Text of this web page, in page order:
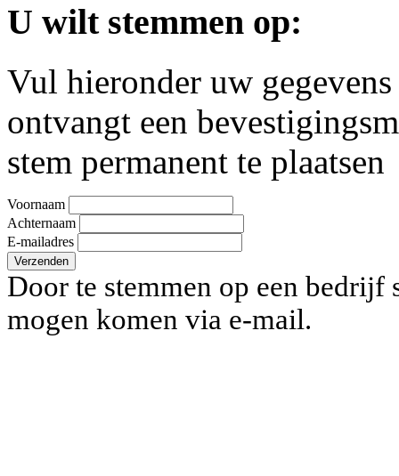
U wilt stemmen op:
Vul hieronder uw
ontvangt een
stem permanent te plaatsen
Voornaam
Achternaam
E-mailadres
Verzenden
Door te stemmen op een
mogen komen via e-mail.